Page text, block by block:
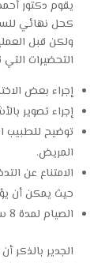
يقوم دكتور
كحل نهائي
ولكن قبل
التحضيرات
إجراء بعض
إجراء تصوير
توضيح للطبيب
المريض.
الامتناع عن
حيث يمكن أن
الصيام لمدة 8 ساعات قبل العملية لتجنب مضاعفات محتملة.
الجدير بالذكر